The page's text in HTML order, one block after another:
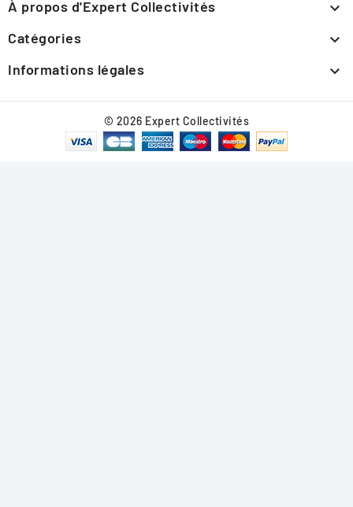
À propos d'Expert Collectivités 
Catégories 
Informations légales 
© 2026 Expert Collectivités